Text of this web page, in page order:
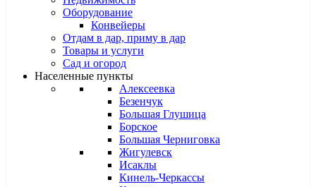
Оборудование
Конвейеры
Отдам в дар, приму в дар
Товары и услуги
Сад и огород
Населенные пункты
Алексеевка
Безенчук
Большая Глушица
Борское
Большая Черниговка
Жигулевск
Исаклы
Кинель-Черкассы